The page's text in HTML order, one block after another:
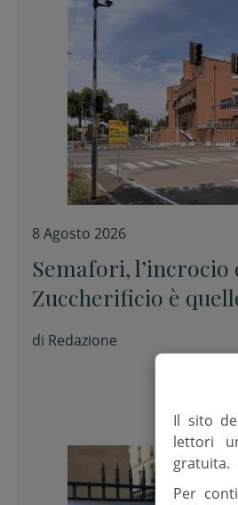
8 Agosto 2026
Semafori, l’incrocio
Zuccherificio è
rosso
di Redazione
Il sito
lettori
gratuita.
Per